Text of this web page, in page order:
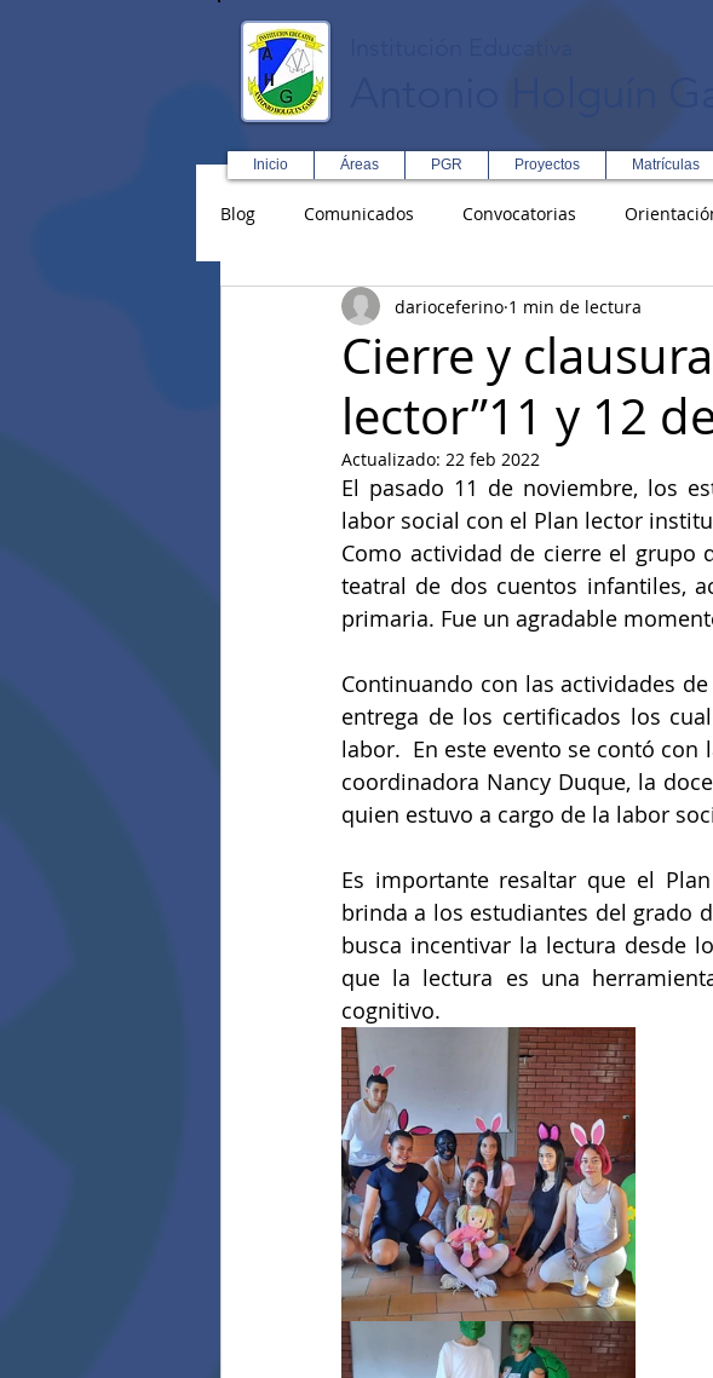
Inicio Áreas PGR Proyectos Matrículas
Blog Comunicados Convocatorias
Asopadres SENA Formación Integral en
Educación Física R y D Inglés Rectoría
Cierre y
lector”11 y 12
darioceferino 1 min de lectura
Actualizado: 22 feb 2022
El pasado 11 de noviembre, los
labor social con el Plan lector
Como actividad de cierre el grupo
teatral de dos cuentos infantiles,
primaria. Fue un agradable
Continuando con las actividades
entrega de los certificados los
labor.  En este evento se contó
coordinadora Nancy Duque, la
quien estuvo a cargo de la labor
Es importante resaltar que el
brinda a los estudiantes del grado
busca incentivar la lectura desde
que la lectura es una
cognitivo.